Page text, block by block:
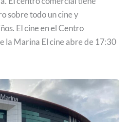
sobre todo un cine y
El cine en el Centro
la Marina El cine abre de 17:30